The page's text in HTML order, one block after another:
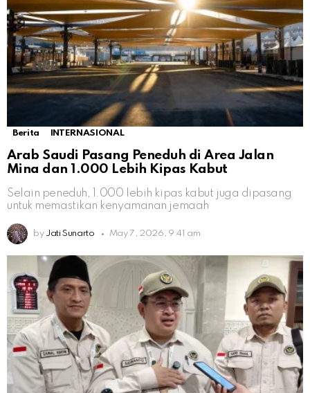
Berita INTERNASIONAL
Arab Saudi Pasang Peneduh di Area Jalan
Mina dan 1.000 Lebih Kipas Kabut
Selain peneduh, 1.000 lebih kipas kabut juga dipasang
untuk memastikan kenyamanan jemaah
by Jati Sunarto May 7, 2026, 9:41 am